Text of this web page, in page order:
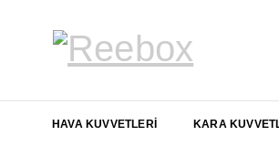
HAVA KUVVETLERI KARA